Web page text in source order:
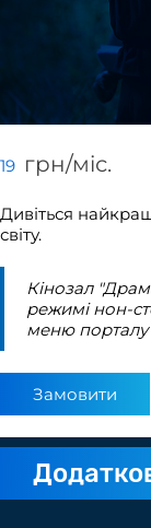
19 грн/мiс.
Дивіться
світу.
Кінозал
режимі нон-
меню порталу
Замовити